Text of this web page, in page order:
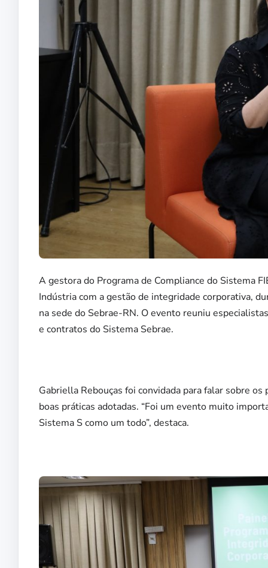
A gestora do Programa de Compliance do Sistema
Indústria com a gestão de integridade corporativa,
na sede do Sebrae-RN. O evento reuniu
e contratos do Sistema Sebrae.
Gabriella Rebouças foi convidada para falar sobre
boas práticas adotadas. “Foi um evento muito
Sistema S como um todo”, destaca.